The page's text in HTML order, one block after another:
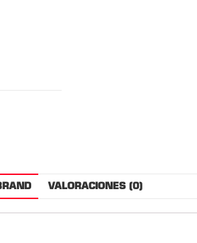
VALORACIONES (0)